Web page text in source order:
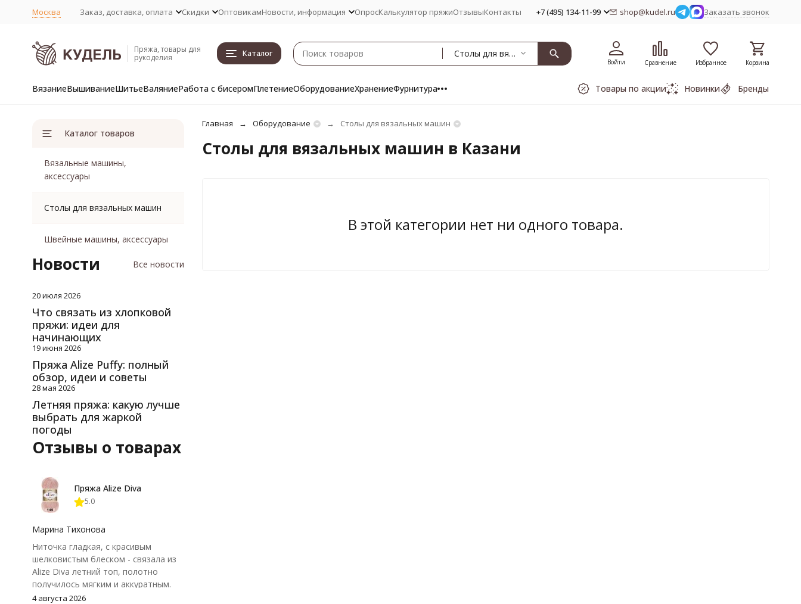
Москва Заказ, доставка, оплата Скидки ОптовикамНовости, информация ОпросКалькулятор пряжиОтзывыКонтакты +7 (495) 134-11-99 shop@kudel.ru Заказать звонок
Пряжа, товары для
рукоделия
Каталог Столы для вязальных машин
Войти Сравнение Избранное Корзина
ВязаниеВышиваниеШитьеВаляниеРабота с бисеромПлетениеОборудованиеХранениеФурнитура Товары по акции Новинки Бренды
Главная Оборудование Столы для вязальных машин
Столы для вязальных машин в Казани
В этой категории нет ни одного товара.
Каталог товаров
Вязальные машины,
аксессуары
Столы для вязальных машин
Швейные машины, аксессуары
Новости Все новости
20 июля 2026
Что связать из хлопковой
пряжи: идеи для
начинающих
19 июня 2026
Пряжа Alize Puffy: полный
обзор, идеи и советы
28 мая 2026
Летняя пряжа: какую лучше
выбрать для жаркой
погоды
Отзывы о товарах
Пряжа Alize Diva
5.0
Марина Тихонова
Ниточка гладкая, с красивым
шелковистым блеском - связала из
Alize Diva летний топ, полотно
получилось мягким и аккуратным.
Петли хорошо видны, вяжется
4 августа 2026